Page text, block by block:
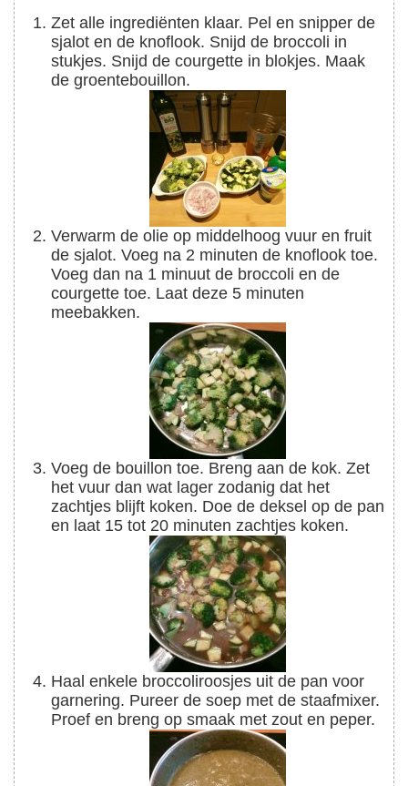
Zet alle ingrediënten klaar. Pel en snipper de
sjalot en de knoflook. Snijd de broccoli in
stukjes. Snijd de courgette in blokjes. Maak
de groentebouillon.
Verwarm de olie op middelhoog vuur en fruit
de sjalot. Voeg na 2 minuten de knoflook toe.
Voeg dan na 1 minuut de broccoli en de
courgette toe. Laat deze 5 minuten
meebakken.
Voeg de bouillon toe. Breng aan de kok. Zet
het vuur dan wat lager zodanig dat het
zachtjes blijft koken. Doe de deksel op de pan
en laat 15 tot 20 minuten zachtjes koken.
Haal enkele broccoliroosjes uit de pan voor
garnering. Pureer de soep met de staafmixer.
Proef en breng op smaak met zout en peper.